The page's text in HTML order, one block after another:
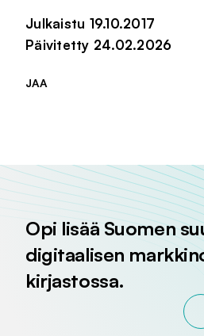
Julkaistu 19.10.2017
Päivitetty 24.02.2026
JAA
Opi lisää Suomen
digitaalisen
kirjastossa.